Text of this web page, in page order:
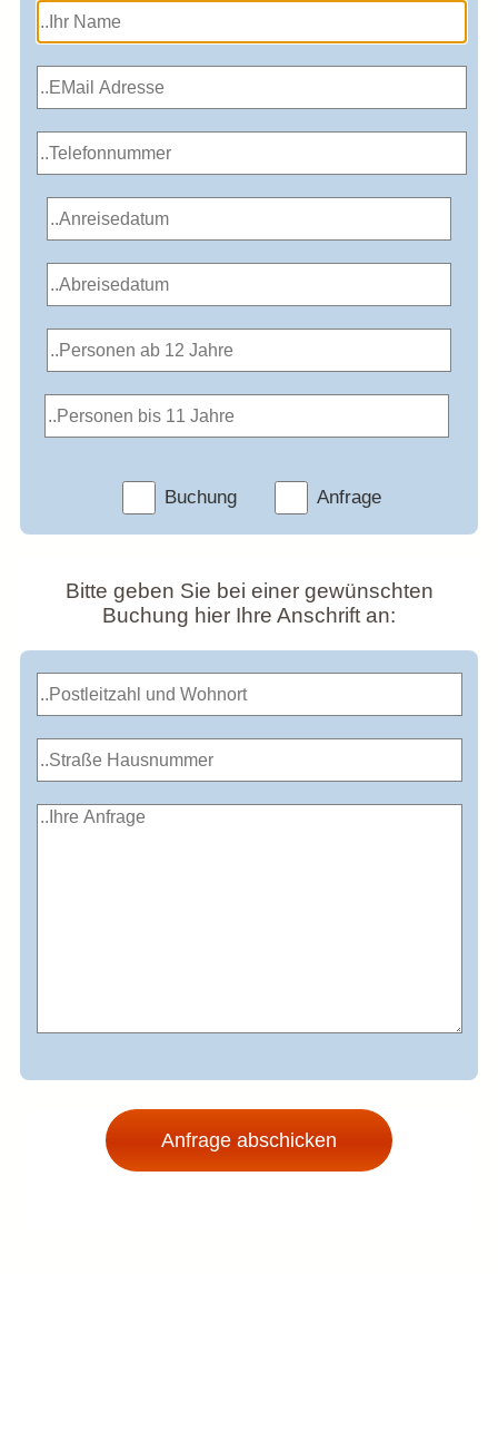
Buchung Anfrage
Bitte geben Sie bei einer gewünschten
Buchung hier Ihre Anschrift an: